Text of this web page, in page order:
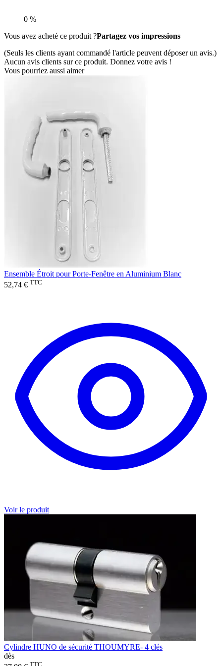
0 %
Vous avez acheté ce produit ?Partagez vos impressions
(Seuls les clients ayant commandé l'article peuvent déposer un avis.)
Aucun avis clients sur ce produit. Donnez votre avis !
Vous pourriez aussi aimer
Ensemble Étroit pour Porte-Fenêtre en Aluminium Blanc
52,74 € TTC
Voir le produit
Cylindre HUNO de sécurité THOUMYRE- 4 clés
dès
TTC